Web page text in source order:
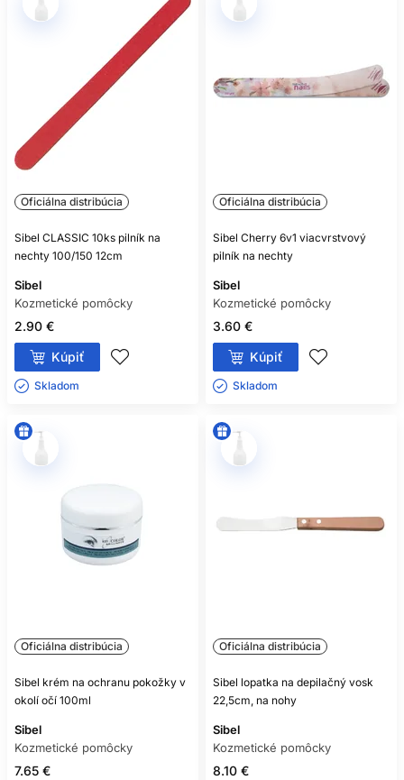
Oficiálna distribúcia
Sibel CLASSIC 10ks pilník na
nechty 100/150 12cm
Sibel
Kozmetické pomôcky
2.90 €
Kúpiť
Skladom ㅤ
Oficiálna distribúcia
Sibel Cherry 6v1 viacvrstvový
pilník na nechty
Sibel
Kozmetické pomôcky
3.60 €
Kúpiť
Skladom ㅤ
Oficiálna distribúcia
Sibel krém na ochranu pokožky v
okolí očí 100ml
Sibel
Kozmetické pomôcky
7.65 €
Oficiálna distribúcia
Sibel lopatka na depilačný vosk
22,5cm, na nohy
Sibel
Kozmetické pomôcky
8.10 €